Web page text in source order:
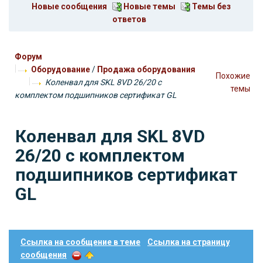
Новые сообщения
Новые темы
Темы без
ответов
Форум
Оборудование/ Продажа оборудования
Коленвал для SKL 8VD 26/20 с
комплектом подшипников сертификат GL
Похожие
темы
Коленвал для SKL 8VD
26/20 с комплектом
подшипников сертификат
GL
Ссылка на сообщение в теме
Ссылка на страницу
сообщения